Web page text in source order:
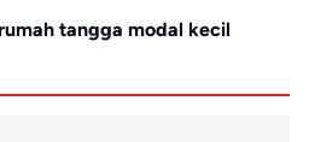
tangga modal kecil